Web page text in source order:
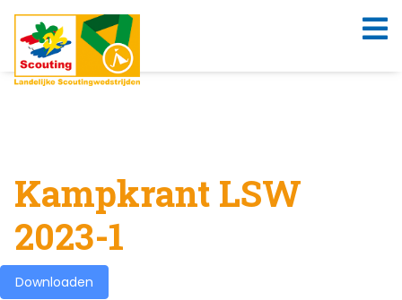
Kampkrant LSW
2023-1
Downloaden